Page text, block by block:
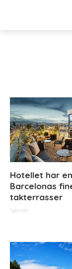
Hotellet har
Barcelonas
takterrasser
Sponset